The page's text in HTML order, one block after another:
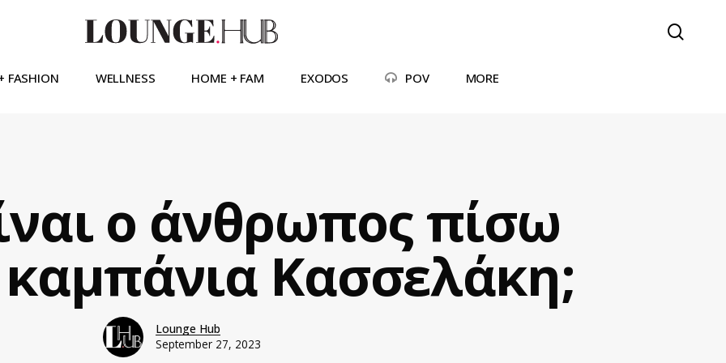
FASHION WELLNESS HOME + FAM EXODOS POV MORE
ο άνθρωπος πίσω
Κασσελάκη;
Lounge Hub
September 27, 2023